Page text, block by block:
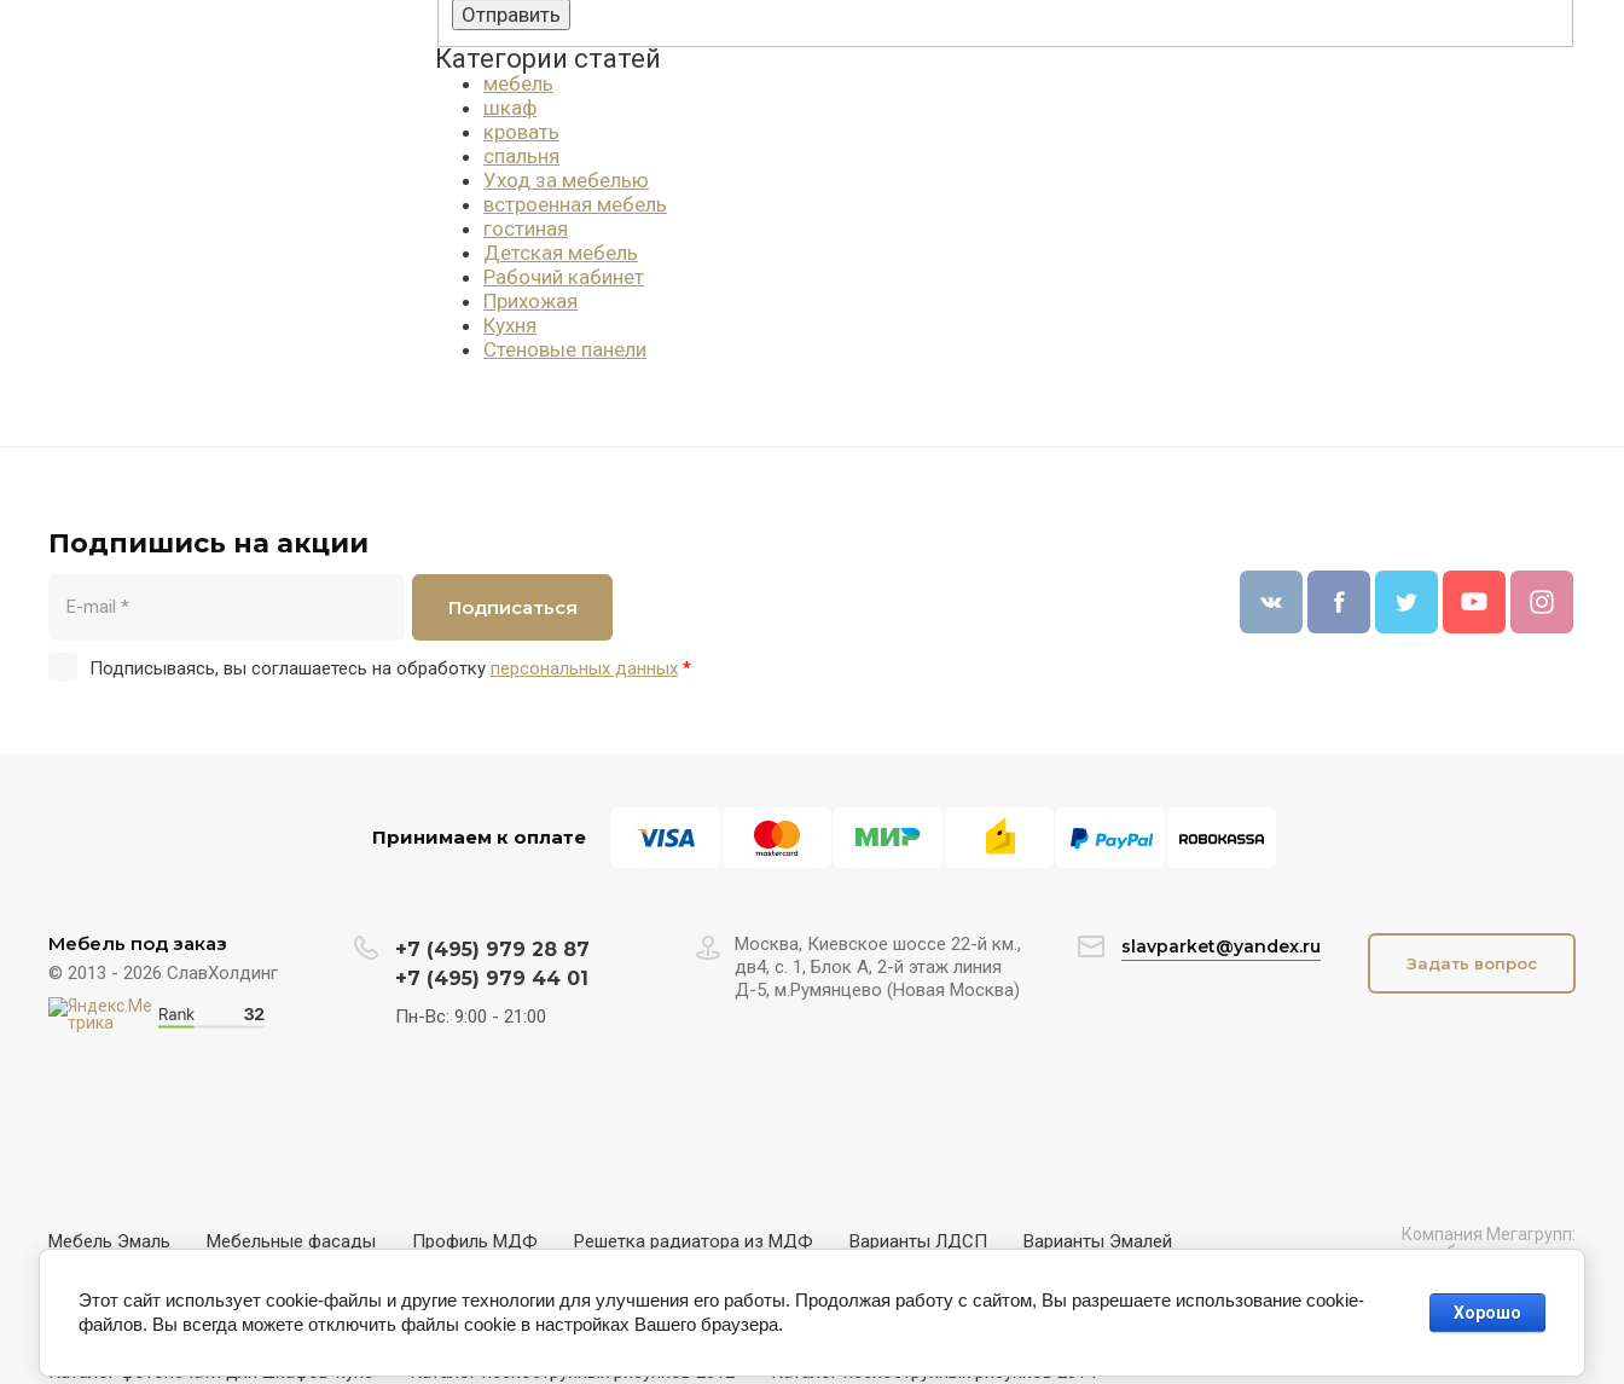
Категории статей
мебель
шкаф
кровать
спальня
Уход за мебелью
встроенная мебель
гостиная
Детская мебель
Рабочий кабинет
Прихожая
Кухня
Стеновые панели
Подпишись на акции
Подписываясь, вы соглашаетесь на обработку персональных данных *
Подписаться
Принимаем к оплате
Мебель под заказ
© 2013 - 2026 СлавХолдинг
+7 (495) 979 28 87
+7 (495) 979 44 01
Пн-Вс: 9:00 - 21:00
Москва, Киевское шоссе 22-й км.,
дв4, с. 1, Блок А, 2-й этаж линия
Д-5, м.Румянцево (Новая Москва)
slavparket@yandex.ru
Задать вопрос
Мебель Эмаль Мебельные фасады Профиль МДФ Решетка радиатора из МДФ Варианты ЛДСП
Варианты Эмалей
Варианты ЭкоКожи
ЭкоКожа Fusion ЭкоKожа Domus Ручки и фурнитура
Каталог фотопечати для шкафов-купе
Каталог пескоструйных рисунков 2012 Каталог пескоструйных рисунков 2014
Компания Мегагрупп:
разработка интернет-
Этот сайт использует cookie-файлы и другие технологии для улучшения его работы. Продолжая работу с сайтом, Вы разрешаете использование cookie-
файлов. Вы всегда можете отключить файлы cookie в настройках Вашего браузера.
Хорошо